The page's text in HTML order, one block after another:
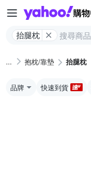
抬腿枕
抱枕/靠墊 抬腿枕
品牌 快速到貨